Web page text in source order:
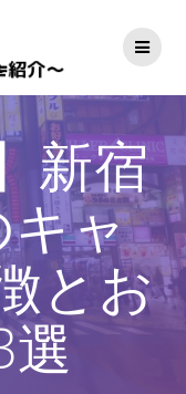
新宿
キャ
とお